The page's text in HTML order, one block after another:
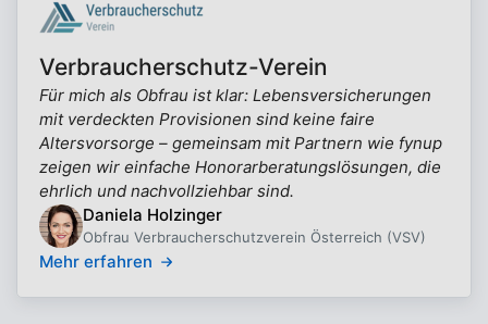
Verbraucherschutz-Verein
Für mich als Obfrau ist klar: Lebensversicherungen
mit verdeckten Provisionen sind keine faire
Altersvorsorge – gemeinsam mit Partnern wie fynup
zeigen wir einfache Honorarberatungslösungen, die
ehrlich und nachvollziehbar sind.
Daniela Holzinger
Obfrau Verbraucherschutzverein Österreich (VSV)
Mehr erfahren